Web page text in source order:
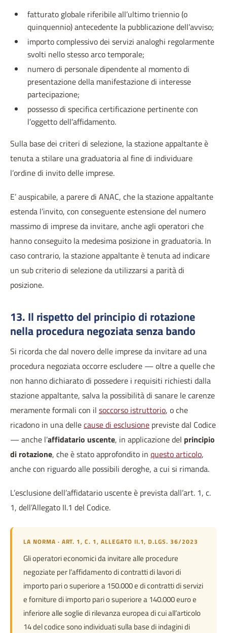
fatturato globale riferibile all’ultimo triennio (o
quinquennio) antecedente la pubblicazione dell’avviso;
importo complessivo dei servizi analoghi regolarmente
svolti nello stesso arco temporale;
numero di personale dipendente al momento di
presentazione della manifestazione di interesse
partecipazione;
possesso di specifica certificazione pertinente con
l’oggetto dell’affidamento.
Sulla base dei criteri di selezione, la stazione appaltante è
tenuta a stilare una graduatoria al fine di individuare
l’ordine di invito delle imprese.
E’ auspicabile, a parere di ANAC, che la stazione appaltante
estenda l’invito, con conseguente estensione del numero
massimo di imprese da invitare, anche agli operatori che
hanno conseguito la medesima posizione in graduatoria. In
caso contrario, la stazione appaltante è tenuta ad indicare
un sub criterio di selezione da utilizzarsi a parità di
posizione.
13. Il rispetto del principio di rotazione
nella procedura negoziata senza bando
Si ricorda che dal novero delle imprese da invitare ad una
procedura negoziata occorre escludere — oltre a quelle che
non hanno dichiarato di possedere i requisiti richiesti dalla
stazione appaltante, salva la possibilità di sanare le carenze
meramente formali con il soccorso istruttorio, o che
ricadono in una dellecause di esclusione previste dal Codice
— anche l’affidatario uscente, in applicazione del principio
di rotazione, che è stato approfondito in questo articolo,
anche con riguardo alle possibili deroghe, a cui si rimanda.
L’esclusione dell’affidatario uscente è prevista dall’art. 1, c.
1, dell’Allegato II.1 del Codice.
LA NORMA · ART. 1, C. 1, ALLEGATO II.1, D.LGS. 36/2023
Gli operatori economici da invitare alle procedure
negoziate per l’affidamento di contratti di lavori di
importo pari o superiore a 150.000 e di contratti di servizi
e forniture di importo pari o superiore a 140.000 euro e
inferiore alle soglie di rilevanza europea di cui all’articolo
14 del codice sono individuati sulla base di indagini di